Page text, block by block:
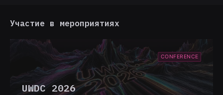
Участие в мероприятиях
CONFERENCE
UWDC 2026